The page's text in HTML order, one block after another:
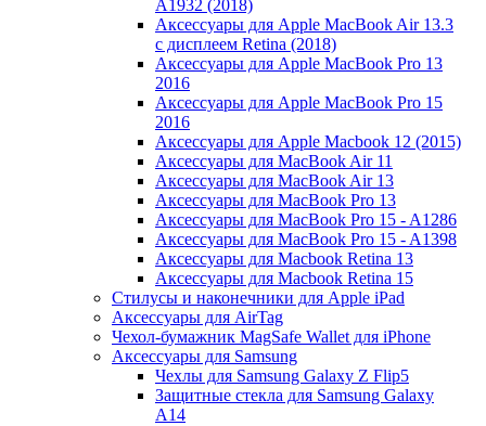
A1932 (2018)
Аксессуары для Apple MacBook Air 13.3
с дисплеем Retina (2018)
Аксессуары для Apple MacBook Pro 13
2016
Аксессуары для Apple MacBook Pro 15
2016
Аксессуары для Apple Macbook 12 (2015)
Аксессуары для MacBook Air 11
Аксессуары для MacBook Air 13
Аксессуары для MacBook Pro 13
Аксессуары для MacBook Pro 15 - A1286
Аксессуары для MacBook Pro 15 - A1398
Аксессуары для Macbook Retina 13
Аксессуары для Macbook Retina 15
Стилусы и наконечники для Apple iPad
Аксессуары для AirTag
Чехол-бумажник MagSafe Wallet для iPhone
Аксессуары для Samsung
Чехлы для Samsung Galaxy Z Flip5
Защитные стекла для Samsung Galaxy
A14